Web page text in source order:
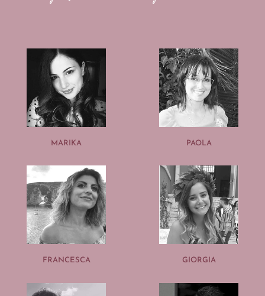
MARIKA PAOLA
FRANCESCA GIORGIA